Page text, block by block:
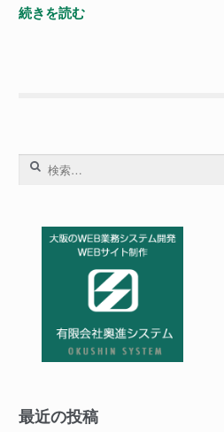
続きを読むAdobe
爆
SASS（SCSS）
環
境
を
手
に
入
最近の投稿